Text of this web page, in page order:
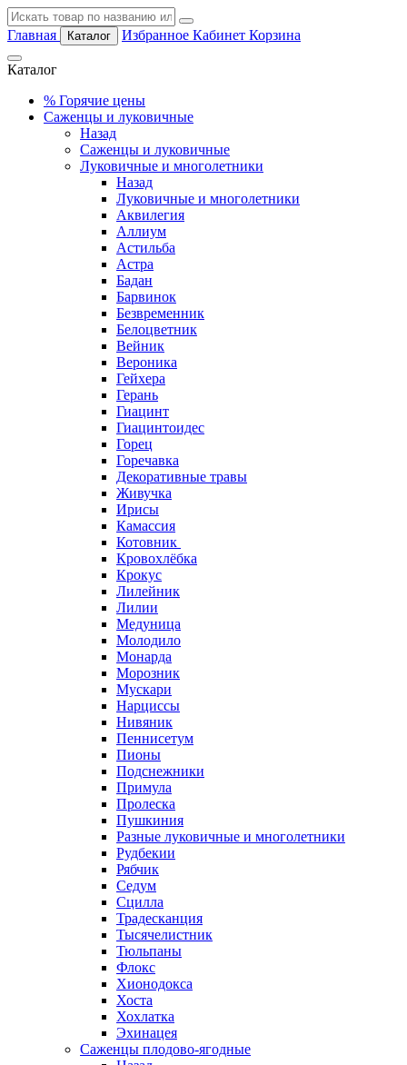
Главная Каталог Избранное Кабинет Корзина
Каталог
% Горячие цены
Саженцы и луковичные
Назад
Саженцы и луковичные
Луковичные и многолетники
Назад
Луковичные и многолетники
Аквилегия
Аллиум
Астильба
Астра
Бадан
Барвинок
Безвременник
Белоцветник
Вейник
Вероника
Гейхера
Герань
Гиацинт
Гиацинтоидес
Горец
Горечавка
Декоративные травы
Живучка
Ирисы
Камассия
Котовник
Кровохлёбка
Крокус
Лилейник
Лилии
Медуница
Молодило
Монарда
Морозник
Мускари
Нарциссы
Нивяник
Пеннисетум
Пионы
Подснежники
Примула
Пролеска
Пушкиния
Разные луковичные и многолетники
Рудбекии
Рябчик
Седум
Сцилла
Традесканция
Тысячелистник
Тюльпаны
Флокс
Хионодокса
Хоста
Хохлатка
Эхинацея
Саженцы плодово-ягодные